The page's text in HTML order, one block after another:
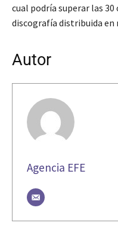
cual podría superar las 30
discografía distribuida en
Autor
Agencia EFE